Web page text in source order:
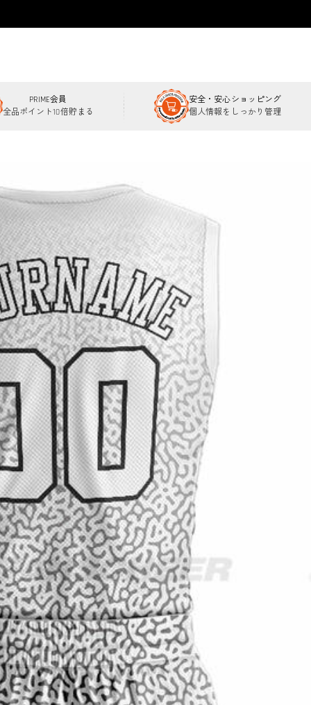
PRIME会員
全品ポイント10倍貯まる
安全・安心ショッピング
個人情報をしっかり管理